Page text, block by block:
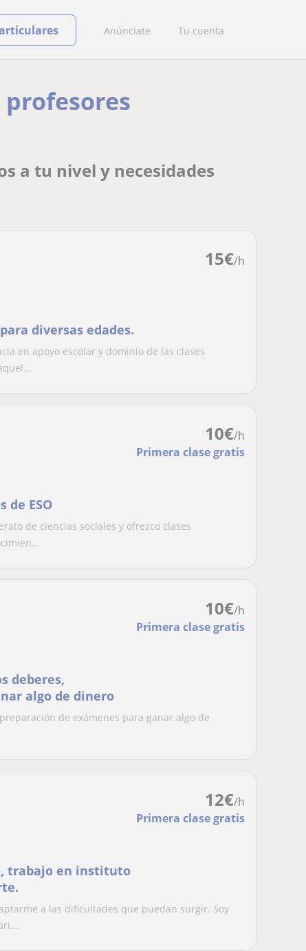
Anúnciate Tu cuenta
profesores
a tu nivel y necesidades
15€/h
diversas edades.
en apoyo escolar y dominio de las clases
10€/h
Primera clase gratis
de ESO
de ciencias sociales y ofrezco clases
10€/h
Primera clase gratis
deberes,
algo de dinero
de exámenes para ganar algo de
12€/h
Primera clase gratis
trabajo en instituto
a las dificultades que puedan surgir. Soy